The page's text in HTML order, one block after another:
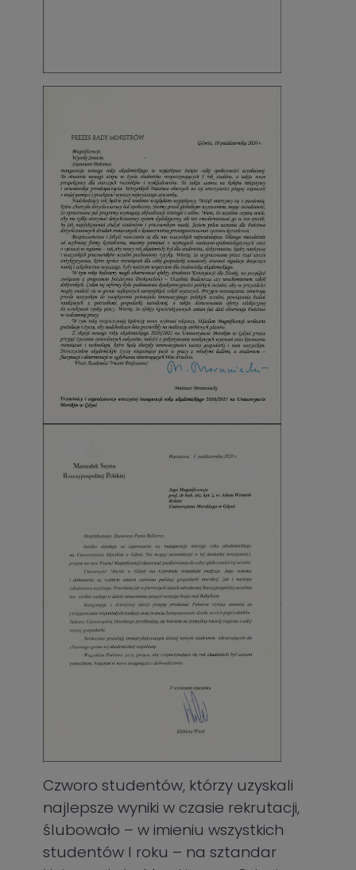
Czworo studentów, którzy uzyskali
najlepsze wyniki w czasie rekrutacji,
ślubowało – w imieniu wszystkich
studentów I roku – na sztandar